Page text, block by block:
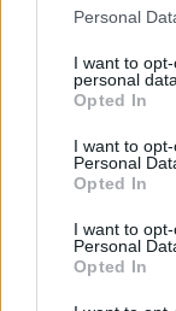
Please note that
not limited to
grant or deny
use your data for
consent section.
Personal
I want to
personal data.
Opted In
I want to
Personal
Opted In
I want to
Personal
Opted In
Felesleges
az edzőnek.......